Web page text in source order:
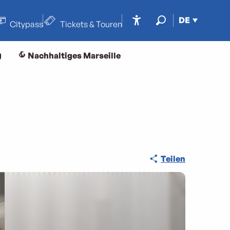
DE
Citypass Tickets & Touren
Nachhaltiges Marseille
Teilen